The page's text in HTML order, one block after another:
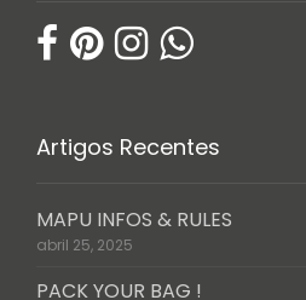
Artigos Recentes
MAPU INFOS & RULES
abril 25, 2025
PACK YOUR BAG !